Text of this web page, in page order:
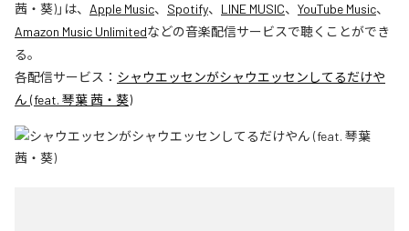
茜・葵)」は、 Apple Music、 Spotify、 LINE MUSIC、 YouTube Music、
Amazon Music Unlimitedなどの音楽配信サービスで聴くことができ
る。
各配信サービス： シャウエッセンがシャウエッセンしてるだけや
ん (feat. 琴葉 茜・葵)